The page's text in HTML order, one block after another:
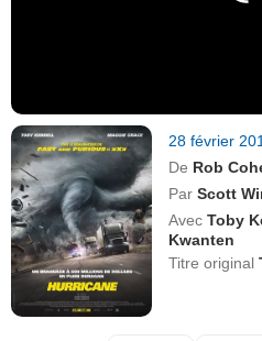
28 février
De Rob
Par Scott
Avec Toby
Kwanten
Titre original